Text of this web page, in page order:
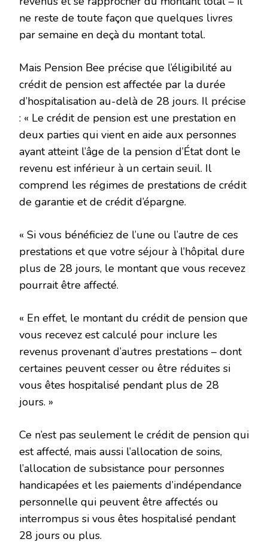
ne reste de toute façon que quelques livres
par semaine en deçà du montant total.
Mais Pension Bee précise que l’éligibilité au
crédit de pension est affectée par la durée
d’hospitalisation au-delà de 28 jours. Il précise
: « Le crédit de pension est une prestation en
deux parties qui vient en aide aux personnes
ayant atteint l’âge de la pension d’État dont le
revenu est inférieur à un certain seuil. Il
comprend les régimes de prestations de crédit
de garantie et de crédit d’épargne.
« Si vous bénéficiez de l’une ou l’autre de ces
prestations et que votre séjour à l’hôpital dure
plus de 28 jours, le montant que vous recevez
pourrait être affecté.
« En effet, le montant du crédit de pension que
vous recevez est calculé pour inclure les
revenus provenant d’autres prestations – dont
certaines peuvent cesser ou être réduites si
vous êtes hospitalisé pendant plus de 28
jours. »
Ce n’est pas seulement le crédit de pension qui
est affecté, mais aussi l’allocation de soins,
l’allocation de subsistance pour personnes
handicapées et les paiements d’indépendance
personnelle qui peuvent être affectés ou
interrompus si vous êtes hospitalisé pendant
28 jours ou plus.